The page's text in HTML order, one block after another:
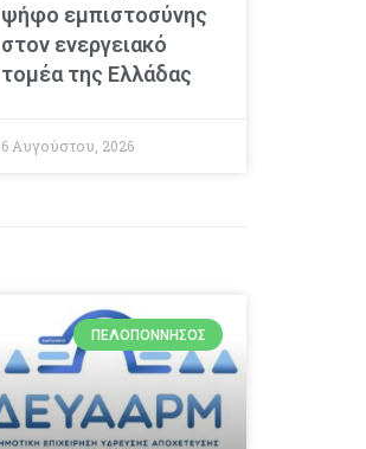
ψήφο εμπιστοσύνης
στον ενεργειακό
τομέα της Ελλάδας
6 Αυγούστου, 2026
ΠΕΛΟΠΌΝΝΗΣΟΣ